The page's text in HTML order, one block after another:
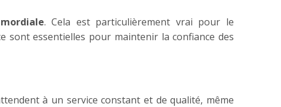
. Cela est particulièrement vrai pour le
sont essentielles pour maintenir la confiance des
à un service constant et de qualité, même